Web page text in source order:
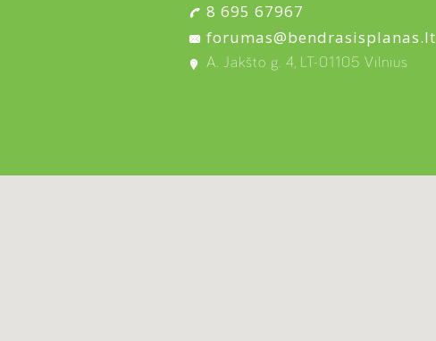
8 695 67967
forumas@bendrasisplanas.lt
A. Jakšto g. 4, LT-01105 Vilnius